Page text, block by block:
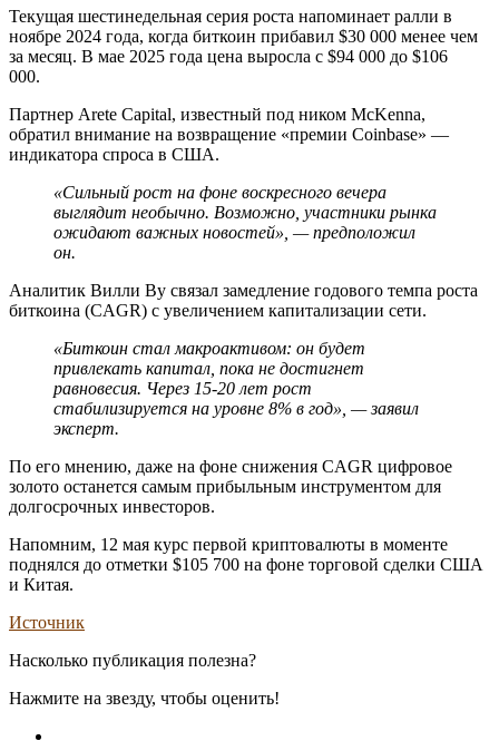
Текущая шестинедельная серия роста напоминает ралли в
ноябре 2024 года, когда биткоин прибавил $30 000 менее чем
за месяц. В мае 2025 года цена выросла с $94 000 до $106
000.
Партнер Arete Capital, известный под ником McKenna,
обратил внимание на возвращение «премии Coinbase» —
индикатора спроса в США.
«Сильный рост на фоне воскресного вечера
выглядит необычно. Возможно, участники рынка
ожидают важных новостей», — предположил
он.
Аналитик Вилли Ву связал замедление годового темпа роста
биткоина (CAGR) с увеличением капитализации сети.
«Биткоин стал макроактивом: он будет
привлекать капитал, пока не достигнет
равновесия. Через 15-20 лет рост
стабилизируется на уровне 8% в год», — заявил
эксперт.
По его мнению, даже на фоне снижения CAGR цифровое
золото останется самым прибыльным инструментом для
долгосрочных инвесторов.
Напомним, 12 мая курс первой криптовалюты в моменте
поднялся до отметки $105 700 на фоне торговой сделки США
и Китая.
Источник
Насколько публикация полезна?
Нажмите на звезду, чтобы оценить!